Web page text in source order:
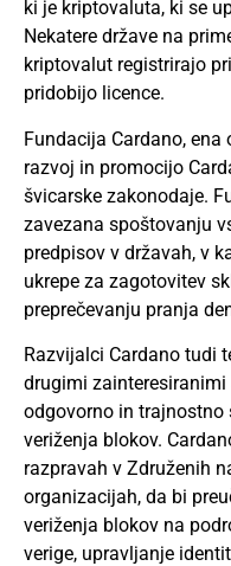
ki je kriptovaluta, ki se
Nekatere države na
kriptovalut registrirajo
pridobijo licence.
Fundacija Cardano, ena
razvoj in promocijo
švicarske zakonodaje.
zavezana spoštovanju
predpisov v državah, v
ukrepe za zagotovitev
preprečevanju pranja
Razvijalci Cardano tudi
drugimi
odgovorno in trajnostno
veriženja blokov.
razpravah v Združenih
organizacijah, da bi
veriženja blokov na
verige, upravljanje